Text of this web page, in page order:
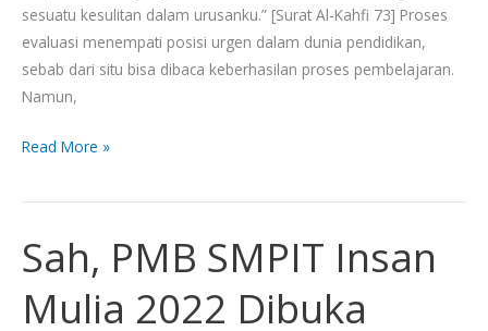
sesuatu kesulitan dalam urusanku.” [Surat Al-Kahfi 73] Proses
evaluasi menempati posisi urgen dalam dunia pendidikan,
sebab dari situ bisa dibaca keberhasilan proses pembelajaran.
Namun,
Read More »
Sah, PMB SMPIT Insan
Mulia 2022 Dibuka
Sah,
PMB
SMPIT
Insan